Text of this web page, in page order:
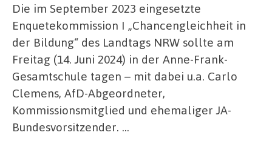
Die im September 2023 eingesetzte
Enquetekommission I „Chancengleichheit in
der Bildung“ des Landtags NRW sollte am
Freitag (14. Juni 2024) in der Anne-Frank-
Gesamtschule tagen – mit dabei u.a. Carlo
Clemens, AfD-Abgeordneter,
Kommissionsmitglied und ehemaliger JA-
Bundesvorsitzender. …